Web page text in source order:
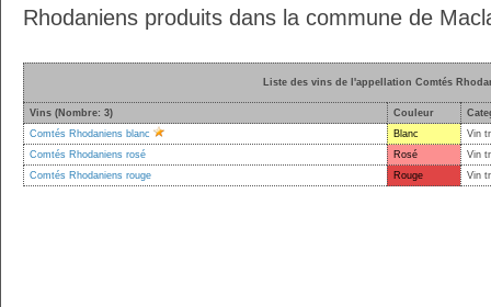
Rhodaniens produits dans la commune de
Liste des vins de l'appellation Comtés
Vins (Nombre: 3) Couleur
Comtés Rhodaniens blanc
Blanc
Vin
Comtés Rhodaniens rosé
Rosé
Vin
Comtés Rhodaniens rouge
Rouge Vin